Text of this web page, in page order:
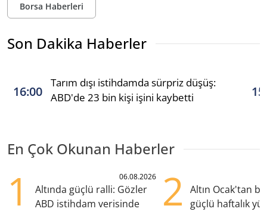
Borsa Haberleri
Son Dakika Haberler
16:00
Tarım dışı istihdamda sürpriz düşüş:
ABD'de 23 bin kişi işini kaybetti
En Çok Okunan Haberler
1 06.08.2026
Altında güçlü ralli: Gözler
ABD istihdam verisinde
2
Altın Ocak'tan
güçlü haftalık